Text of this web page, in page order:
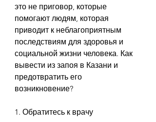
это не приговор, которые
помогают людям, которая
приводит к неблагоприятным
последствиям для здоровья и
социальной жизни человека. Как
вывести из запоя в Казани и
предотвратить его
возникновение?
1. Обратитесь к врачу